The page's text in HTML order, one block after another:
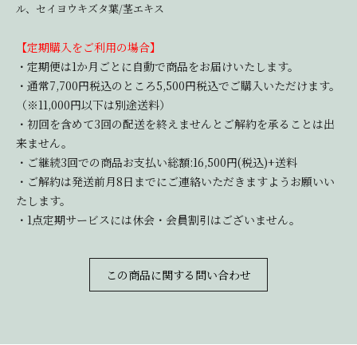
ル、セイヨウキズタ葉/茎エキス
【定期購入をご利用の場合】
・定期便は1か月ごとに自動で商品をお届けいたします。
・通常7,700円税込のところ5,500円税込でご購入いただけます。
（※11,000円以下は別途送料）
・初回を含めて3回の配送を終えませんとご解約を承ることは出
来ません。
・ご継続3回での商品お支払い総額:16,500円(税込)+送料
・ご解約は発送前月8日までにご連絡いただきますようお願いい
たします。
・1点定期サービスには休会・会員割引はございません。
この商品に関する問い合わせ